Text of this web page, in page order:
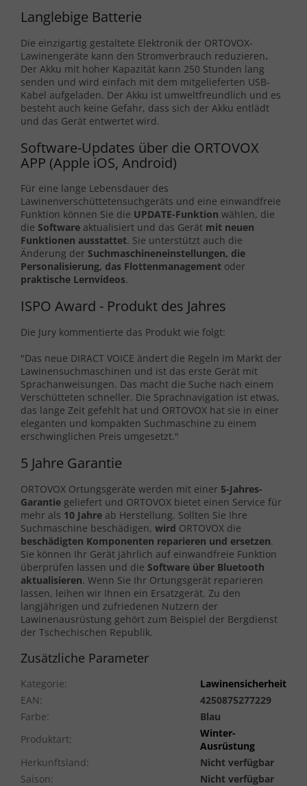
Langlebige Batterie
Die einzigartig gestaltete Elektronik der ORTOVOX-
Lawinengeräte kann den Stromverbrauch reduzieren.
Der Akku mit hoher Kapazität kann 250 Stunden lang
senden und wird einfach mit dem mitgelieferten USB-
Kabel aufgeladen. Der Akku ist umweltfreundlich und es
besteht auch keine Gefahr, dass sich der Akku entlädt
und das Gerät entwertet wird.
Software-Updates über die ORTOVOX
APP (Apple iOS, Android)
Für eine lange Lebensdauer des
Lawinenverschüttetensuchgeräts und eine einwandfreie
Funktion können Sie die UPDATE-Funktion wählen, die
die Software aktualisiert und das Gerät mit neuen
Funktionen ausstattet. Sie unterstützt auch die
Änderung der Suchmaschineneinstellungen, die
Personalisierung, das Flottenmanagement oder
praktische Lernvideos.
ISPO Award - Produkt des Jahres
Die Jury kommentierte das Produkt wie folgt:
"Das neue DIRACT VOICE ändert die Regeln im Markt der
Lawinensuchmaschinen und ist das erste Gerät mit
Sprachanweisungen. Das macht die Suche nach einem
Verschütteten schneller. Die Sprachnavigation ist etwas,
das lange Zeit gefehlt hat und ORTOVOX hat sie in einer
eleganten und kompakten Suchmaschine zu einem
erschwinglichen Preis umgesetzt."
5 Jahre Garantie
ORTOVOX Ortungsgeräte werden mit einer 5-Jahres-
Garantie geliefert und ORTOVOX bietet einen Service für
mehr als 10 Jahre ab Herstellung. Sollten Sie Ihre
Suchmaschine beschädigen, wird ORTOVOX die
beschädigten Komponenten reparieren und ersetzen.
Sie können Ihr Gerät jährlich auf einwandfreie Funktion
überprüfen lassen und die Software über Bluetooth
aktualisieren. Wenn Sie Ihr Ortungsgerät reparieren
lassen, leihen wir Ihnen ein Ersatzgerät. Zu den
langjährigen und zufriedenen Nutzern der
Lawinenausrüstung gehört zum Beispiel der Bergdienst
der Tschechischen Republik.
Zusätzliche Parameter
Kategorie:
Lawinensicherheit
EAN:
4250875277229
Farbe:
Blau
Produktart:
Winter-
Ausrüstung
Herkunftsland:
Nicht verfügbar
Saison:
Nicht verfügbar